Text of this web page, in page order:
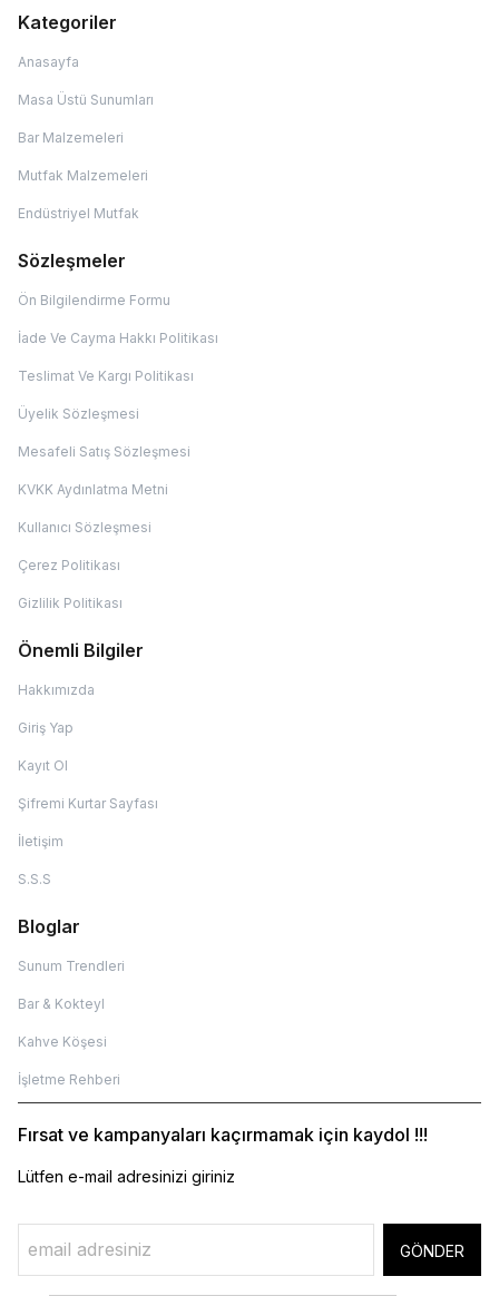
Kategoriler
Anasayfa
Masa Üstü Sunumları
Bar Malzemeleri
Mutfak Malzemeleri
Endüstriyel Mutfak
Sözleşmeler
Ön Bilgilendirme Formu
İade Ve Cayma Hakkı Politikası
Teslimat Ve Kargı Politikası
Üyelik Sözleşmesi
Mesafeli Satış Sözleşmesi
KVKK Aydınlatma Metni
Kullanıcı Sözleşmesi
Çerez Politikası
Gizlilik Politikası
Önemli Bilgiler
Hakkımızda
Giriş Yap
Kayıt Ol
Şifremi Kurtar Sayfası
İletişim
S.S.S
Bloglar
Sunum Trendleri
Bar & Kokteyl
Kahve Köşesi
İşletme Rehberi
Fırsat ve kampanyaları kaçırmamak için kaydol !!!
Lütfen e-mail adresinizi giriniz
GÖNDER